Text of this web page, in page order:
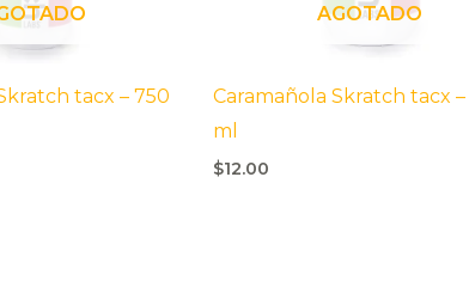
tacx – 750
AGOTADO
Caramañola Skratch tacx
ml
$12.00